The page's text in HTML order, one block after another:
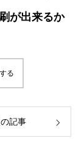
が出来るか
る
記事